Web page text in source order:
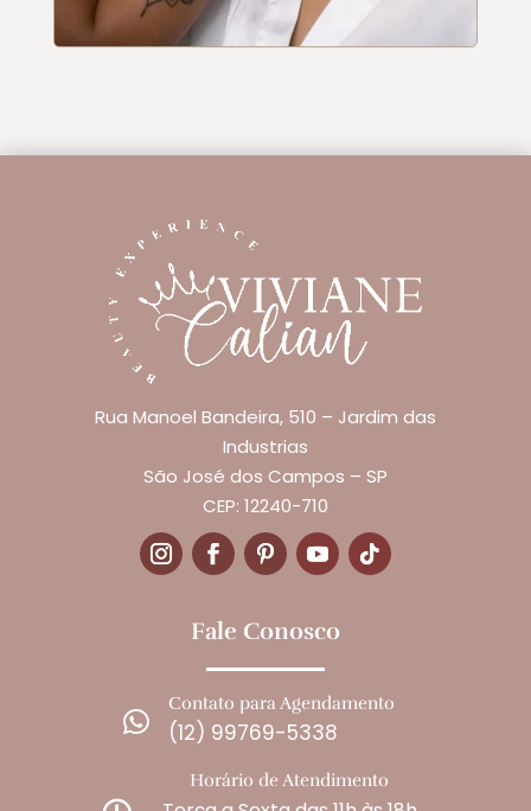
Rua Manoel Bandeira, 510 – Jardim das
Industrias
São José dos Campos – SP
CEP: 12240-710
Fale Conosco

Contato para Agendamento
(12) 99769-5338
Horário de Atendimento